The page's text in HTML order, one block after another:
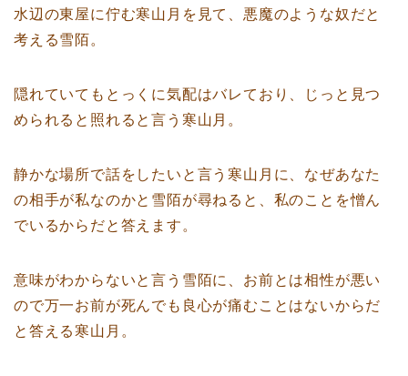
水辺の東屋に佇む寒山月を見て、悪魔のような奴だと
考える雪陌。
隠れていてもとっくに気配はバレており、じっと見つ
められると照れると言う寒山月。
静かな場所で話をしたいと言う寒山月に、なぜあなた
の相手が私なのかと雪陌が尋ねると、私のことを憎ん
でいるからだと答えます。
意味がわからないと言う雪陌に、お前とは相性が悪い
ので万一お前が死んでも良心が痛むことはないからだ
と答える寒山月。